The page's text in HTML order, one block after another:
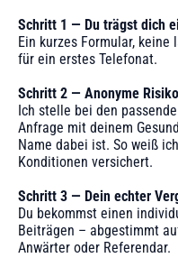
‍Schritt 1 — Du trägst dich
Ein kurzes Formular,
für ein erstes Telefonat.
‍Schritt 2 — Anonyme
Ich stelle bei den
Anfrage mit deinem
Name dabei ist. So weiß
Konditionen versichert.
Schritt 3 — Dein echter
Du bekommst einen
Beiträgen – abgestimmt
Anwärter oder Referendar.